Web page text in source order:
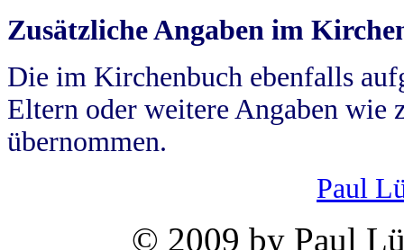
Zusätzliche Angaben im
Die im Kirchenbuch ebenfalls
Eltern oder weitere Angaben wie
übernommen.
Paul
© 2009 by Paul